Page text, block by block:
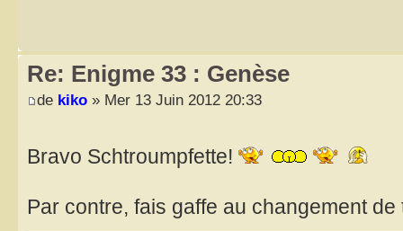
Re: Enigme 33 : Genèse
de kiko » Mer 13 Juin 2012 20:33
Bravo Schtroumpfette!
Par contre, fais gaffe au changement